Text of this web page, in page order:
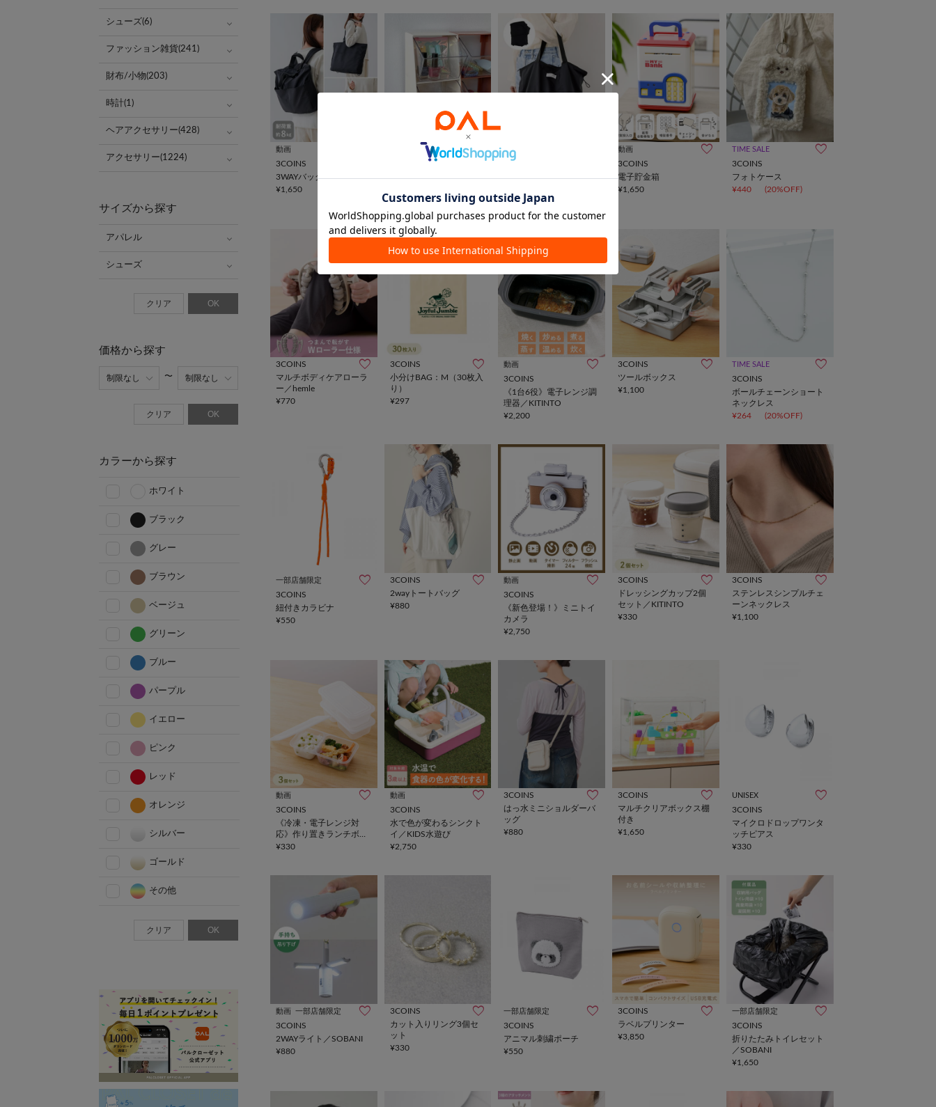
動画
3COINS
3WAYバッグ
¥1,650
連結できる2段小物入れ
動画
3COINS
ファスナー付き保冷エコ
¥880
動画
3COINS
電子貯金箱
¥1,650
TIME SALE
3COINS
フォトケース
¥440
(20%OFF)
3COINS
マルチボディケアローラ
ー／hemle
¥770
3COINS
小分けBAG：M（30枚入
り）
¥297
動画
3COINS
《1台6役》電子レンジ調
理器／KITINTO
¥2,200
3COINS
ツールボックス
¥1,100
TIME SALE
3COINS
ボールチェーンショート
ネックレス
¥264
(20%OFF)
一部店舗限定
3COINS
紐付きカラビナ
¥550
3COINS
2wayトートバッグ
¥880
動画
3COINS
《新色登場！》ミニトイ
カメラ
¥2,750
3COINS
ドレッシングカップ2個
セット／KITINTO
¥330
3COINS
ステンレスシンプルチェ
ーンネックレス
¥1,100
動画
3COINS
《冷凍・電子レンジ対
応》作り置きランチボッ
クス3個セット：600ml／
¥330
動画
3COINS
水で色が変わるシンクト
イ／KIDS水遊び
¥2,750
3COINS
はっ水ミニショルダーバ
ッグ
¥880
3COINS
マルチクリアボックス棚
付き
¥1,650
UNISEX
3COINS
マイクロドロップワンタ
ッチピアス
¥330
動画 一部店舗限定
3COINS
2WAYライト／SOBANI
¥880
3COINS
カット入りリング3個セ
ット
¥330
一部店舗限定
3COINS
アニマル刺繍ポーチ
¥550
3COINS
ラベルプリンター
¥3,850
一部店舗限定
3COINS
折りたたみトイレセット
／SOBANI
¥1,650
シューズ(6)
ファッション雑貨(241)
財布/小物(203)
時計(1)
ヘアアクセサリー(428)
アクセサリー(1224)
サイズから探す
アパレル
シューズ
クリア OK
価格から探す
クリア OK
カラーから探す
ホワイト
ブラック
グレー
ブラウン
ベージュ
グリーン
ブルー
パープル
イエロー
ピンク
レッド
オレンジ
シルバー
ゴールド
その他
クリア OK